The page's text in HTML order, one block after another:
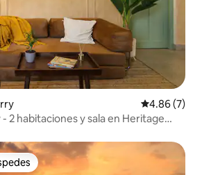
Calificación
4.86 (7)
2 habitaciones y sala en Heritage